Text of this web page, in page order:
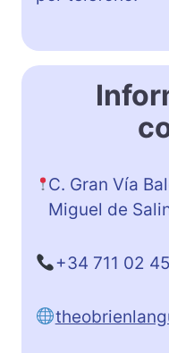
C. Gran Vía
Miguel de
+34 711 02